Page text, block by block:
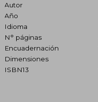
Autor
Año
Idioma
N° páginas
Encuadernación
Dimensiones
ISBN13